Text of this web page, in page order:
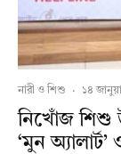
নারী ও শিশু · ১৪
নিখোঁজ শিশু
‘মুন